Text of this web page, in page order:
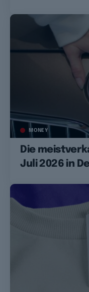
MONEY
Die
Juli 2026 in